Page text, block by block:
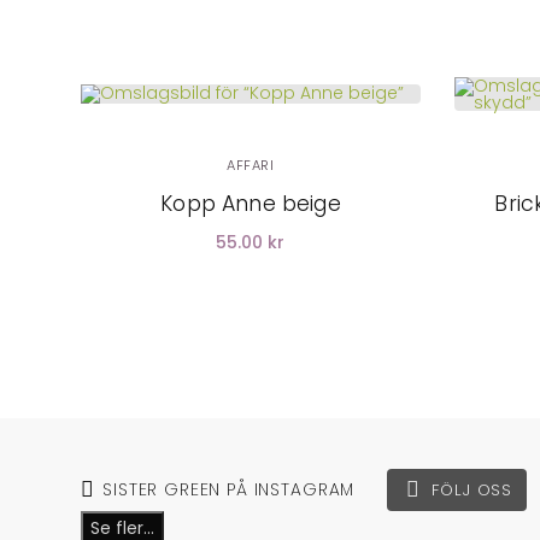
LÄGG I
VARUKORG
AFFARI
Kopp Anne beige
55.00 kr
SISTER GREEN PÅ INSTAGRAM FÖLJ OSS
Se fler...